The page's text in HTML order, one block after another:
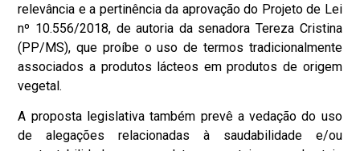
relevância e a pertinência da aprovação do Projeto de Lei
nº 10.556/2018, de autoria da senadora Tereza Cristina
(PP/MS), que proíbe o uso de termos tradicionalmente
associados a produtos lácteos em produtos de origem
vegetal.
A proposta legislativa também prevê a vedação do uso
de alegações relacionadas à saudabilidade e/ou